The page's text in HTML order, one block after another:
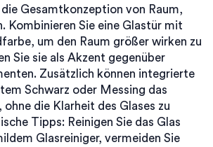
die Gesamtkonzeption von Raum,
. Kombinieren Sie eine Glastür mit
um den Raum größer wirken zu
Sie sie als Akzent gegenüber
Zusätzlich können integrierte
Schwarz oder Messing das
ohne die Klarheit des Glases zu
Tipps: Reinigen Sie das Glas
Glasreiniger, vermeiden Sie